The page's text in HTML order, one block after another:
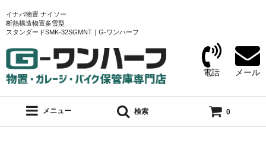
イナバ物置 ナイソー
断熱構造物置多雪型
スタンダードSMK-32SGMNT｜G-ワンハーフ
電話 メール
メニュー 検索 0